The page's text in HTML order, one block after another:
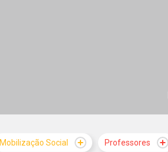
Mobilização Social Professores